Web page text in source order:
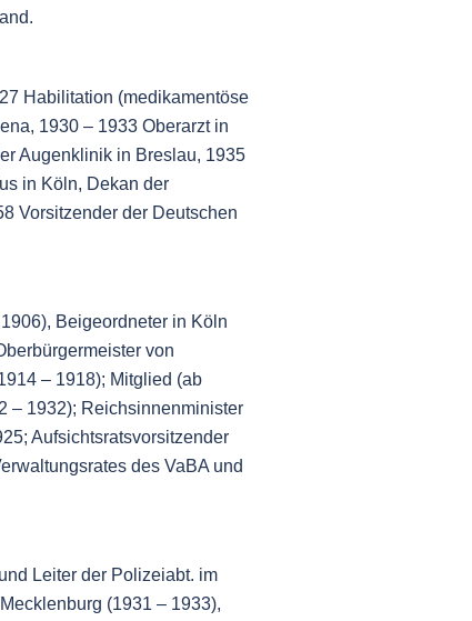
Habilitation (medikamentöse
1930 – 1933 Oberarzt in
Augenklinik in Breslau, 1935
in Köln, Dekan der
Vorsitzender der Deutschen
Beigeordneter in Köln
von
– 1918); Mitglied (ab
– 1932); Reichsinnenminister
Aufsichtsratsvorsitzender
des VaBA und
Leiter der Polizeiabt. im
(1931 – 1933),